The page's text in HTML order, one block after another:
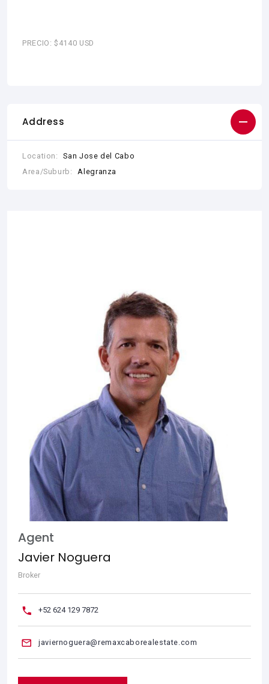
PRECIO: $4140 USD
Address
Location:
San Jose del Cabo
Area/Suburb:
Alegranza
Agent
Javier Noguera
Broker
+52 624 129 7872
javiernoguera@remaxcaborealestate.com